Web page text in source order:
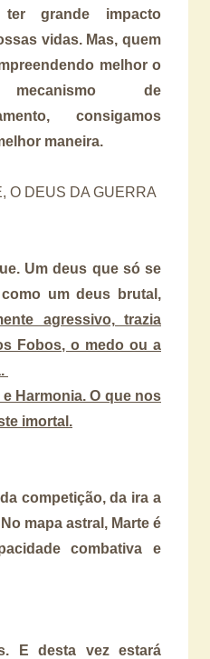
ter grande impacto
vidas. Mas, quem
melhor o
de
consigamos
maneira.
O DEUS DA GUERRA
Um deus que só se
um deus brutal,
agressivo, trazia
Fobos, o medo ou a
Harmonia. O que nos
imortal.
competição, da ira a
mapa astral, Marte é
combativa e
E desta vez estará